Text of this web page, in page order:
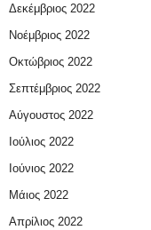
Δεκέμβριος 2022
Νοέμβριος 2022
Οκτώβριος 2022
Σεπτέμβριος 2022
Αύγουστος 2022
Ιούλιος 2022
Ιούνιος 2022
Μάιος 2022
Απρίλιος 2022